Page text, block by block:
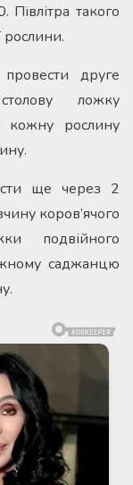
такого
друге
ложку
кожну рослину
ще через 2
коров’ячого
подвійного
саджанцю